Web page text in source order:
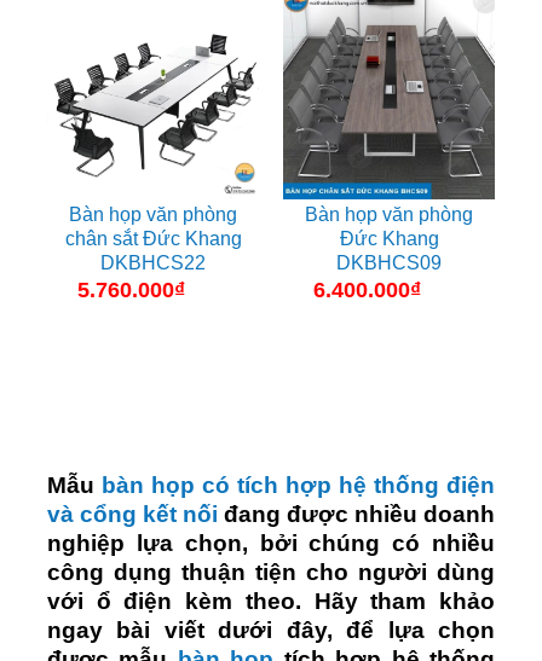
Bàn họp văn phòng
chân sắt Đức Khang
DKBHCS22
5.760.000₫
Bàn họp văn phòng
Đức Khang
DKBHCS09
6.400.000₫
Mẫu bàn họp có tích hợp hệ thống điện
và cổng kết nối đang được nhiều doanh
nghiệp lựa chọn, bởi chúng có nhiều
công dụng thuận tiện cho người dùng
với ổ điện kèm theo. Hãy tham khảo
ngay bài viết dưới đây, để lựa chọn